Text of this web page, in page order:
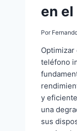
en
Por
teléfono
y
una
sus